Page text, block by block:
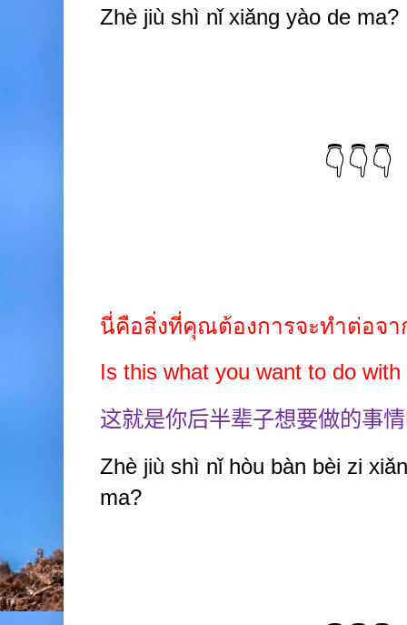
Zhè jiù shì nǐ xiǎng yào de ma?
👇👇👇
นี่คือสิ่งที่คุณต้องการจะทำต่อจา
Is this what you want to do
这就是你后半辈子想要做的事
Zhè jiù shì nǐ hòu bàn bèi zi
ma?